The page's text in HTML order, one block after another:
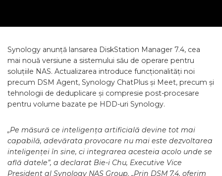
Synology anunță lansarea DiskStation Manager 7.4, cea
mai nouă versiune a sistemului său de operare pentru
soluțiile NAS. Actualizarea introduce funcționalități noi
precum DSM Agent, Synology ChatPlus și Meet, precum și
tehnologii de deduplicare și compresie post-procesare
pentru volume bazate pe HDD-uri Synology.
„Pe măsură ce inteligența artificială devine tot mai
capabilă, adevărata provocare nu mai este dezvoltarea
inteligenței în sine, ci integrarea acesteia acolo unde se
află datele”, a declarat Bie-i Chu, Executive Vice
President al Synology NAS Group. „Prin DSM 7.4, oferim